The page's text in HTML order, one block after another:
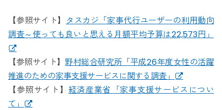
【参照サイト】 タスカジ「家事代行ユーザーの利用動向
調査～使っても良いと思える月額平均予算は22,573円」
【参照サイト】野村総合研究所「平成26年度女性の活躍
推進のための家事支援サービスに関する調査」
【参照サイト】 経済産業省「家事支援サービスについ
て」